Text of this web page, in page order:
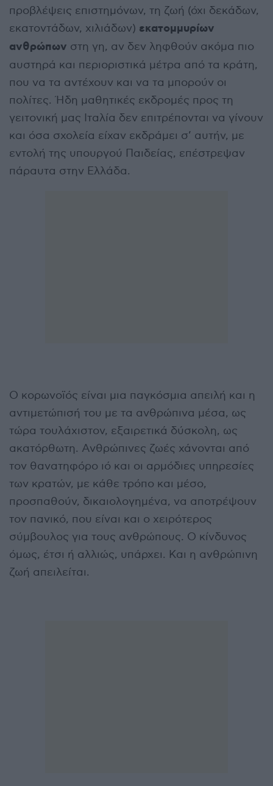
προβλέψεις επιστημόνων, τη ζωή (όχι δεκάδων,
εκατοντάδων, χιλιάδων) εκατομμυρίων
ανθρώπων στη γη, αν δεν ληφθούν ακόμα πιο
αυστηρά και περιοριστικά μέτρα από τα κράτη,
που να τα αντέχουν και να τα μπορούν οι
πολίτες. Ήδη μαθητικές εκδρομές προς τη
γειτονική μας Ιταλία δεν επιτρέπονται να γίνουν
και όσα σχολεία είχαν εκδράμει σ’ αυτήν, με
εντολή της υπουργού Παιδείας, επέστρεψαν
πάραυτα στην Ελλάδα.
Ο κορωνοϊός είναι μια παγκόσμια απειλή και η
αντιμετώπισή του με τα ανθρώπινα μέσα, ως
τώρα τουλάχιστον, εξαιρετικά δύσκολη, ως
ακατόρθωτη. Ανθρώπινες ζωές χάνονται από
τον θανατηφόρο ιό και οι αρμόδιες υπηρεσίες
των κρατών, με κάθε τρόπο και μέσο,
προσπαθούν, δικαιολογημένα, να αποτρέψουν
τον πανικό, που είναι και ο χειρότερος
σύμβουλος για τους ανθρώπους. Ο κίνδυνος
όμως, έτσι ή αλλιώς, υπάρχει. Και η ανθρώπινη
ζωή απειλείται.